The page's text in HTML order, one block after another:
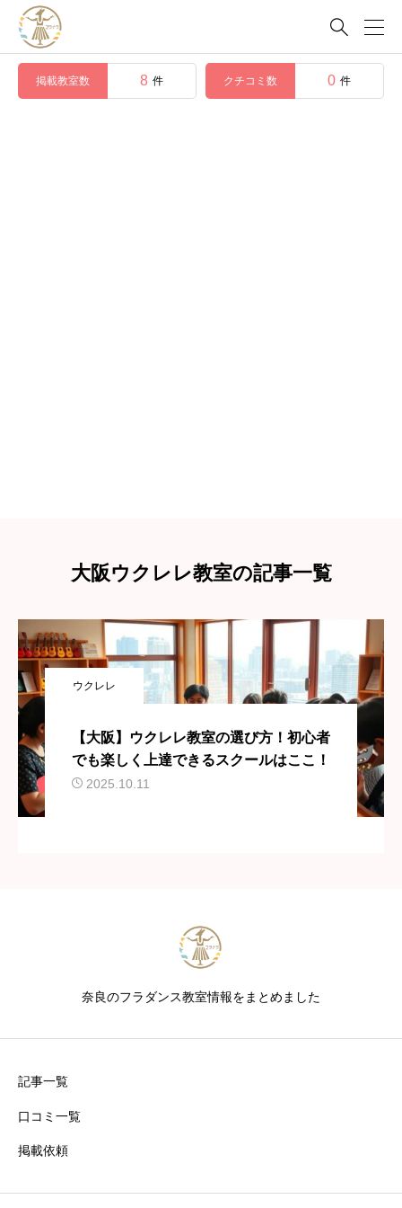

掲載教室数 8 件 クチコミ数 0 件
大阪ウクレレ教室の記事一覧
ウクレレ
【大阪】ウクレレ教室の選び方！初心者
でも楽しく上達できるスクールはここ！
2025.10.11
奈良のフラダンス教室情報をまとめました
記事一覧
口コミ一覧
掲載依頼